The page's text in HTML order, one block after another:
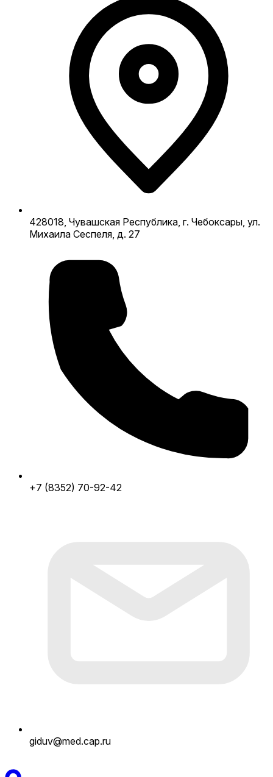
428018, Чувашская Республика, г. Чебоксары, ул.
Михаила Сеспеля, д. 27
+7 (8352) 70-92-42
giduv@med.cap.ru